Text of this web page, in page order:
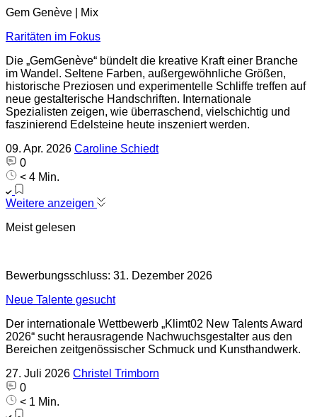
Gem Genève | Mix
Raritäten im Fokus
Die „GemGenève“ bündelt die kreative Kraft einer Branche
im Wandel. Seltene Farben, außergewöhnliche Größen,
historische Preziosen und experimentelle Schliffe treffen auf
neue gestalterische Handschriften. Internationale
Spezialisten zeigen, wie überraschend, vielschichtig und
faszinierend Edelsteine heute inszeniert werden.
09. Apr. 2026 Caroline Schiedt
0
< 4 Min.
Weitere anzeigen
Meist gelesen
Bewerbungsschluss: 31. Dezember 2026
Neue Talente gesucht
Der internationale Wettbewerb „Klimt02 New Talents Award
2026“ sucht herausragende Nachwuchsgestalter aus den
Bereichen zeitgenössischer Schmuck und Kunsthandwerk.
27. Juli 2026 Christel Trimborn
0
< 1 Min.